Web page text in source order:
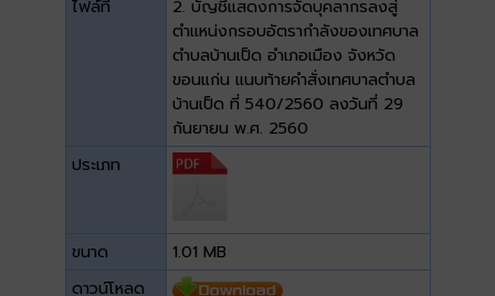
ไฟล์ที่
2. บัญชีแสดงการจัดบุคลากรลงสู่
ตำแหน่งกรอบอัตรากำลังของเทศบาล
ตำบลบ้านเป็ด อำเภอเมือง จังหวัด
ขอนแก่น แนบท้ายคำสั่งเทศบาลตำบล
บ้านเป็ด ที่ 540/2560 ลงวันที่ 29
กันยายน พ.ศ. 2560
ประเภท
ขนาด
1.01 MB
ดาวน์โหลด